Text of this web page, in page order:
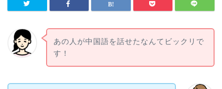
あの人が中国語を話せたなんてビックリで
す！